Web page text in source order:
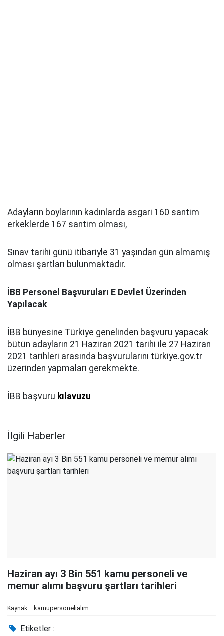
Adayların boylarının kadınlarda asgari 160 santim
erkeklerde 167 santim olması,
Sınav tarihi günü itibariyle 31 yaşından gün almamış
olması şartları bulunmaktadır.
İBB Personel Başvuruları E Devlet Üzerinden
Yapılacak
İBB bünyesine Türkiye genelinden başvuru yapacak
bütün adayların 21 Haziran 2021 tarihi ile 27 Haziran
2021 tarihleri arasında başvurularını türkiye.gov.tr
üzerinden yapmaları gerekmekte.
İBB başvuru kılavuzu
İlgili Haberler
Haziran ayı 3 Bin 551 kamu personeli ve
memur alımı başvuru şartları tarihleri
Kaynak: kamupersonelialim
Etiketler :